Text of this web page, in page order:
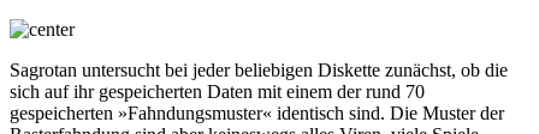
Sagrotan untersucht bei jeder beliebigen Diskette zunächst, ob die
sich auf ihr gespeicherten Daten mit einem der rund 70
gespeicherten »Fahndungsmuster« identisch sind. Die Muster der